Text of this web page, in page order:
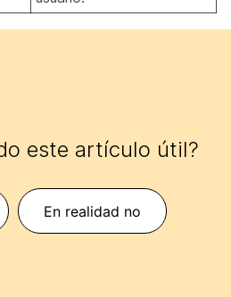
este artículo útil?
En realidad no